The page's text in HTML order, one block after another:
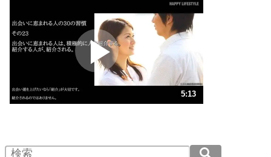
いらいらしない人になる30の方法
プラス思考
ポジティブになれない原因は、行動しないから。
ポジティブ思考になる30の方法
ストレス対策
人生、なんとかなるもの。
気楽に生きる30の方法
4 器の大きい人は、怒りを優しさで表現する。
5:13
2.0倍速 （613KB 2分36秒）